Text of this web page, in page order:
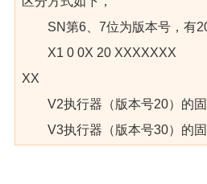
SN第6、7位为版本号，有
X1 0 0X 20 XXXXXXX
XX
V2执行器（版本号20）的
V3执行器（版本号30）的